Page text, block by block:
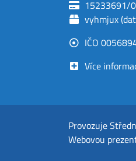
15233691/
vyhmjux
IČO
Více
Provozuje
Webovou